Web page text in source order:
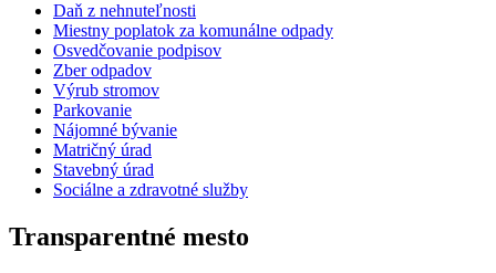
Daň z nehnuteľnosti
Miestny poplatok za komunálne odpady
Osvedčovanie podpisov
Zber odpadov
Výrub stromov
Parkovanie
Nájomné bývanie
Matričný úrad
Stavebný úrad
Sociálne a zdravotné služby
Transparentné mesto